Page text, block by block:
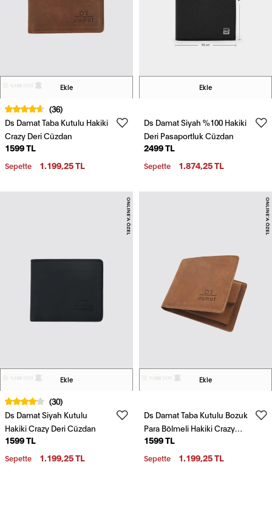
Ekle
(36)
Ds Damat Taba Kutulu Hakiki
Crazy Deri Cüzdan
1599 TL
Sepette 1.199,25 TL
Ekle
Ds Damat Siyah %100 Hakiki
Deri Pasaportluk Cüzdan
2499 TL
Sepette 1.874,25 TL
Ekle
(30)
Ds Damat Siyah Kutulu
Hakiki Crazy Deri Cüzdan
1599 TL
Sepette 1.199,25 TL
Ekle
Ds Damat Taba Kutulu Bozuk
Para Bölmeli Hakiki Crazy
Deri Cüzdan
1599 TL
Sepette 1.199,25 TL